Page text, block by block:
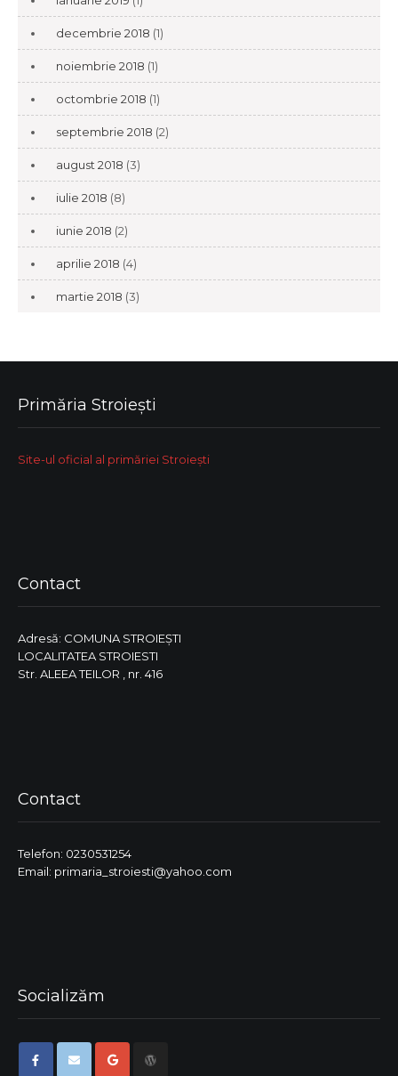
decembrie 2018 (1)
noiembrie 2018 (1)
octombrie 2018 (1)
septembrie 2018 (2)
august 2018 (3)
iulie 2018 (8)
iunie 2018 (2)
aprilie 2018 (4)
martie 2018 (3)
Primăria Stroiești
Site-ul oficial al primăriei Stroiești
Contact
Adresă: COMUNA STROIEŞTI
LOCALITATEA STROIESTI
Str. ALEEA TEILOR , nr. 416
Contact
Telefon: 0230531254
Email: primaria_stroiesti@yahoo.com
Socializăm